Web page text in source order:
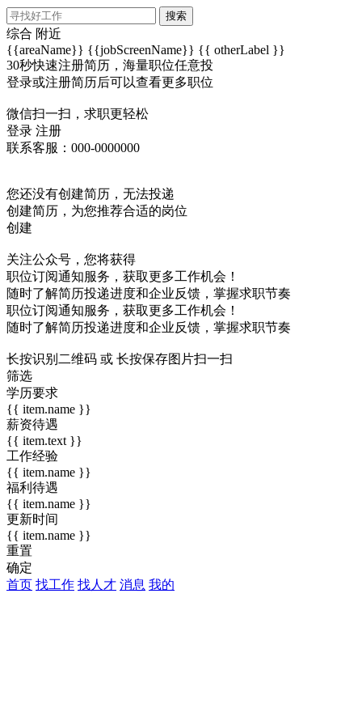
搜索
综合 附近
{{areaName}} {{jobScreenName}} {{ otherLabel }}
30秒快速注册简历，海量职位任意投
登录或注册简历后可以查看更多职位
微信扫一扫，求职更轻松
登录 注册
联系客服：000-0000000
您还没有创建简历，无法投递
创建简历，为您推荐合适的岗位
创建
关注公众号，您将获得
职位订阅通知服务，获取更多工作机会！
随时了解简历投递进度和企业反馈，掌握求职节奏
职位订阅通知服务，获取更多工作机会！
随时了解简历投递进度和企业反馈，掌握求职节奏
长按识别二维码 或 长按保存图片扫一扫
筛选
学历要求
{{ item.name }}
薪资待遇
{{ item.text }}
工作经验
{{ item.name }}
福利待遇
{{ item.name }}
更新时间
{{ item.name }}
重置
确定
首页 找工作 找人才 消息 我的